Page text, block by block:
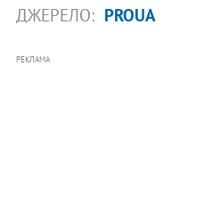
ДЖЕРЕЛО: PROUA
РЕКЛАМА